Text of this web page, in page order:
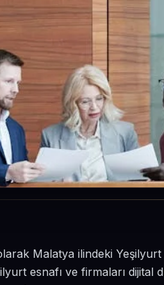
Malatya ilindeki
esnafı ve firmaları